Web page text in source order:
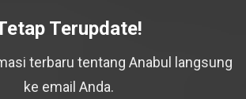
Terupdate!
terbaru tentang Anabul langsung
ke email Anda.